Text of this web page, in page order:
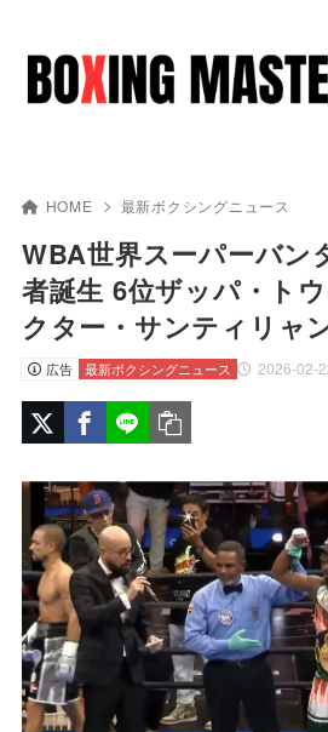
HOME 最新ボクシングニュース
WBA世界スーパーバン
者誕生 6位ザッパ・ト
クター・サンティリャ
広告 2026-02-
最新ボクシングニュース